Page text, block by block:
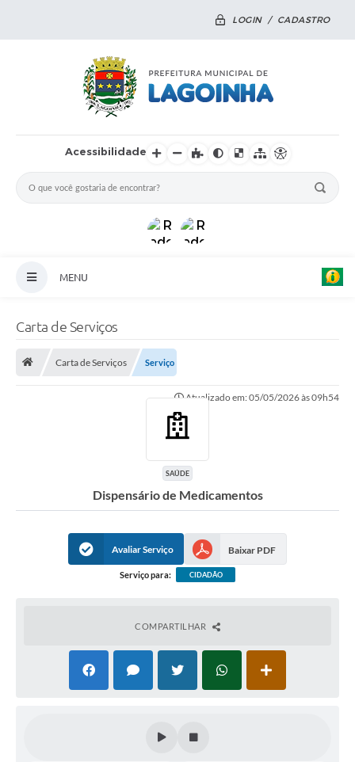
LOGIN / CADASTRO
Acessibilidade
MENU
Formulário elaboração LDO
Formulário Elaboração LOA 2021
Setores Públicos – Telefones
Atualização Cadastral
Carta de Serviços
Carta de Serviços Serviço
Atualizado em: 05/05/2026 às 09h54
SAÚDE
Dispensário de Medicamentos
Avaliar Serviço Baixar PDF
Serviço para: CIDADÃO
COMPARTILHAR